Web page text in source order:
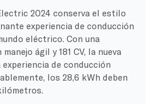
2024 conserva el estilo
experiencia de conducción
eléctrico. Con una
ágil y 181 CV, la nueva
de conducción
los 28,6 kWh deben